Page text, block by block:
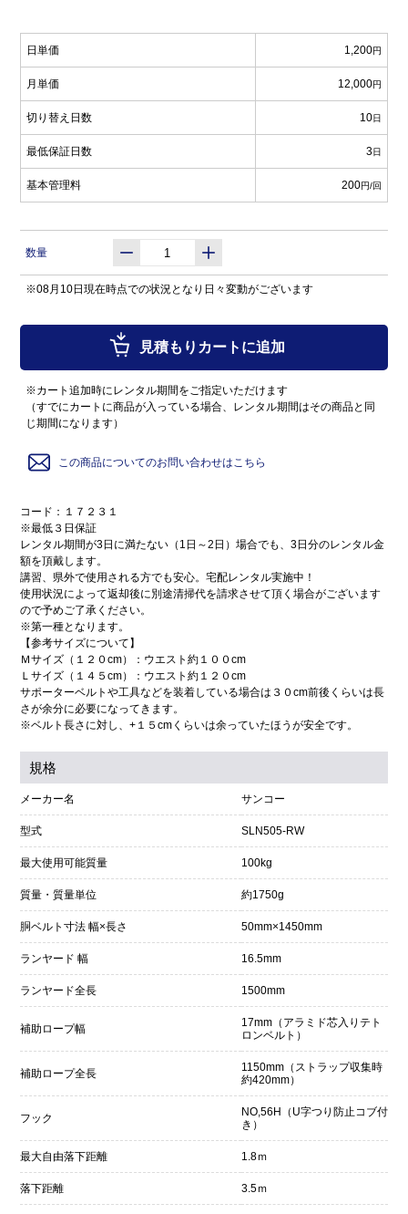
日単価 1,200円
月単価 12,000円
切り替え日数 10日
最低保証日数 3日
基本管理料 200円/回
数量
※08月10日現在時点での状況となり日々変動がございます
見積もりカートに追加
※カート追加時にレンタル期間をご指定いただけます
（すでにカートに商品が入っている場合、レンタル期間はその商品と同
じ期間になります）
この商品についてのお問い合わせはこちら
コード：１７２３１
※最低３日保証
レンタル期間が3日に満たない（1日～2日）場合でも、3日分のレンタル金
額を頂戴します。
講習、県外で使用される方でも安心。宅配レンタル実施中！
使用状況によって返却後に別途清掃代を請求させて頂く場合がございます
ので予めご了承ください。
※第一種となります。
【参考サイズについて】
Ｍサイズ（１２０cm）：ウエスト約１００cm
Ｌサイズ（１４５cm）：ウエスト約１２０cm
サポーターベルトや工具などを装着している場合は３０cm前後くらいは長
さが余分に必要になってきます。
※ベルト長さに対し、+１５cmくらいは余っていたほうが安全です。
規格
メーカー名 サンコー
型式 SLN505-RW
最大使用可能質量 100kg
質量・質量単位 約1750g
胴ベルト寸法 幅×長さ 50mm×1450mm
ランヤード 幅 16.5mm
ランヤード全長 1500mm
補助ロープ幅
17mm（アラミド芯入りテト
ロンベルト）
補助ロープ全長
1150mm（ストラップ収集時
約420mm）
フック
NO,56H（U字つり防止コブ付
き）
最大自由落下距離 1.8ｍ
落下距離 3.5ｍ